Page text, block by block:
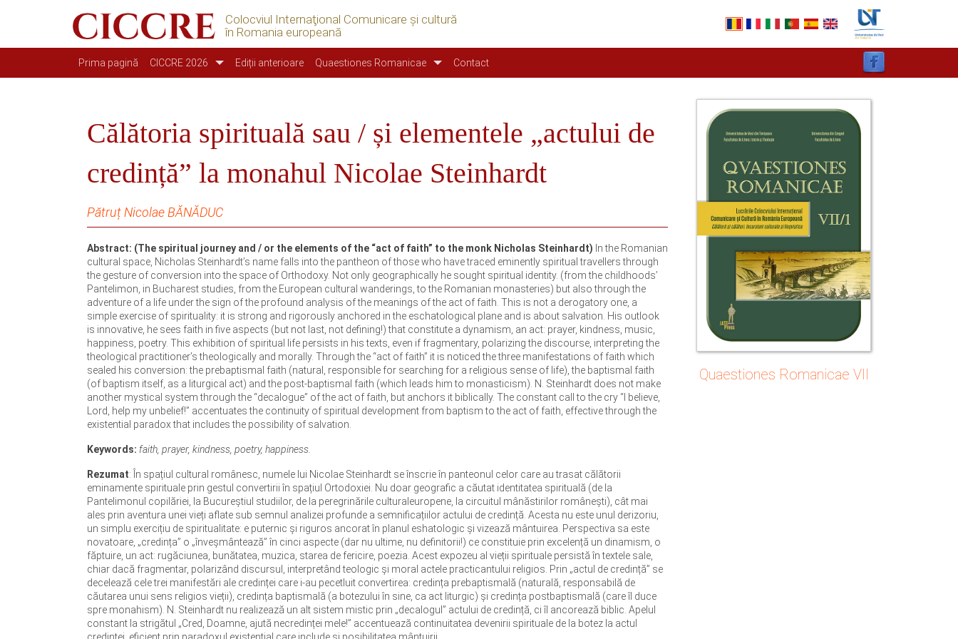
Colocviul Internaţional Comunicare şi cultură
în Romania europeană
Main navigation
Prima pagină CICCRE 2026 Ediții anterioare Quaestiones Romanicae Contact
Călătoria spirituală sau / și elementele „actului de
credință” la monahul Nicolae Steinhardt
Pătruț Nicolae BĂNĂDUC
Abstract: (The spiritual journey and / or the elements of the “act of faith” to the monk Nicholas Steinhardt) In the Romanian
cultural space, Nicholas Steinhardt’s name falls into the pantheon of those who have traced eminently spiritual travellers through
the gesture of conversion into the space of Orthodoxy. Not only geographically he sought spiritual identity. (from the childhoods’
Pantelimon, in Bucharest studies, from the European cultural wanderings, to the Romanian monasteries) but also through the
adventure of a life under the sign of the profound analysis of the meanings of the act of faith. This is not a derogatory one, a
simple exercise of spirituality: it is strong and rigorously anchored in the eschatological plane and is about salvation. His outlook
is innovative, he sees faith in five aspects (but not last, not defining!) that constitute a dynamism, an act: prayer, kindness, music,
happiness, poetry. This exhibition of spiritual life persists in his texts, even if fragmentary, polarizing the discourse, interpreting the
theological practitioner’s theologically and morally. Through the “act of faith” it is noticed the three manifestations of faith which
sealed his conversion: the prebaptismal faith (natural, responsible for searching for a religious sense of life), the baptismal faith
(of baptism itself, as a liturgical act) and the post-baptismal faith (which leads him to monasticism). N. Steinhardt does not make
another mystical system through the “decalogue” of the act of faith, but anchors it biblically. The constant call to the cry “I believe,
Lord, help my unbelief!” accentuates the continuity of spiritual development from baptism to the act of faith, effective through the
existential paradox that includes the possibility of salvation.
Keywords: faith, prayer, kindness, poetry, happiness.
Rezumat: În spațiul cultural românesc, numele lui Nicolae Steinhardt se înscrie în panteonul celor care au trasat călătorii
eminamente spirituale prin gestul convertirii în spațiul Ortodoxiei. Nu doar geografic a căutat identitatea spirituală (de la
Pantelimonul copilăriei, la Bucureștiul studiilor, de la peregrinările culturaleuropene, la circuitul mânăstirilor românești), cât mai
ales prin aventura unei vieți aflate sub semnul analizei profunde a semnificațiilor actului de credință. Acesta nu este unul derizoriu,
un simplu exercițiu de spiritualitate: e puternic și riguros ancorat în planul eshatologic și vizează mântuirea. Perspectiva sa este
novatoare, „credința” o „înveșmântează” în cinci aspecte (dar nu ultime, nu definitorii!) ce constituie prin excelență un dinamism, o
făptuire, un act: rugăciunea, bunătatea, muzica, starea de fericire, poezia. Acest expozeu al vieții spirituale persistă în textele sale,
chiar dacă fragmentar, polarizând discursul, interpretând teologic și moral actele practicantului religios. Prin „actul de credință” se
decelează cele trei manifestări ale credinței care i-au pecetluit convertirea: credința prebaptismală (naturală, responsabilă de
căutarea unui sens religios vieții), credința baptismală (a botezului în sine, ca act liturgic) și credința postbaptismală (care îl duce
spre monahism). N. Steinhardt nu realizează un alt sistem mistic prin „decalogul” actului de credință, ci îl ancorează biblic. Apelul
constant la strigătul „Cred, Doamne, ajută necredinței mele!” accentuează continuitatea devenirii spirituale de la botez la actul
Quaestiones Romanicae VII